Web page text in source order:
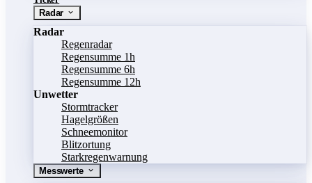
Radar
Radar
Regenradar
Regensumme 1h
Regensumme 6h
Regensumme 12h
Unwetter
Stormtracker
Hagelgrößen
Schneemonitor
Blitzortung
Starkregenwarnung
Messwerte